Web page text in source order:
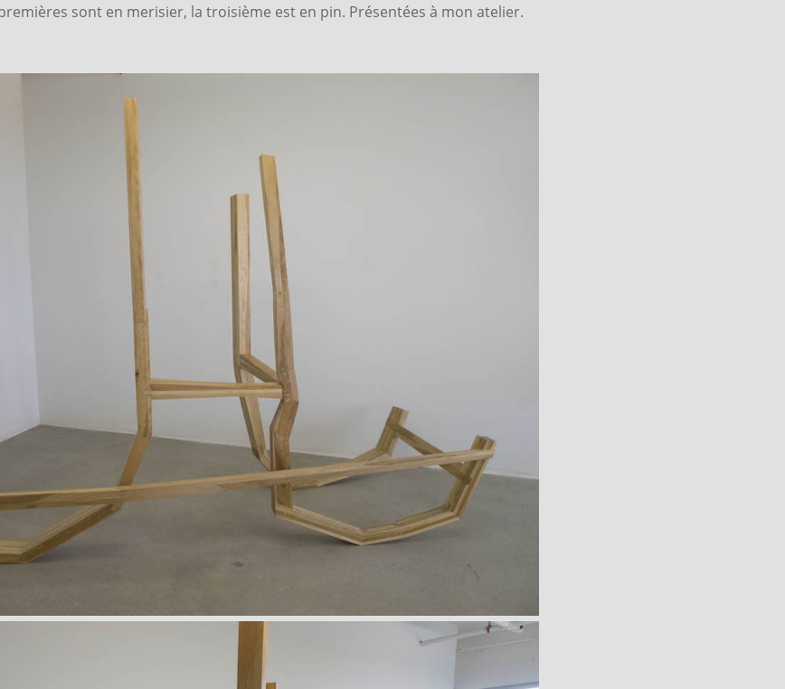
sont en merisier, la troisième est en pin. Présentées à mon atelier.